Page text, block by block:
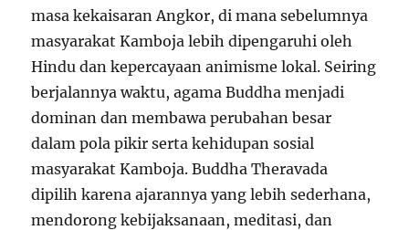
masa kekaisaran Angkor, di mana sebelumnya
masyarakat Kamboja lebih dipengaruhi oleh
Hindu dan kepercayaan animisme lokal. Seiring
berjalannya waktu, agama Buddha menjadi
dominan dan membawa perubahan besar
dalam pola pikir serta kehidupan sosial
masyarakat Kamboja. Buddha Theravada
dipilih karena ajarannya yang lebih sederhana,
mendorong kebijaksanaan, meditasi, dan